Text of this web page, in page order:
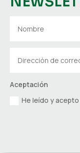
Aceptación
He leído y